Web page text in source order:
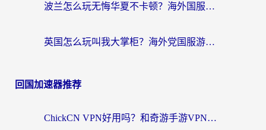
波兰怎么玩无悔华夏不卡顿？海外国服游戏加速器终极指南（附征途2萤火突击解决方案）
英国怎么玩叫我大掌柜？海外党国服游戏加速避坑指南（附实测推荐）
回国加速器推荐
ChickCN VPN好用吗？和奇游手游VPN对比哪个回国效果更好？海外党亲测实用指南